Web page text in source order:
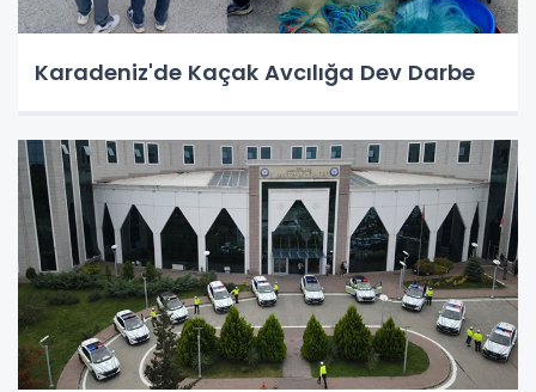
Karadeniz'de Kaçak Avcılığa Dev Darbe